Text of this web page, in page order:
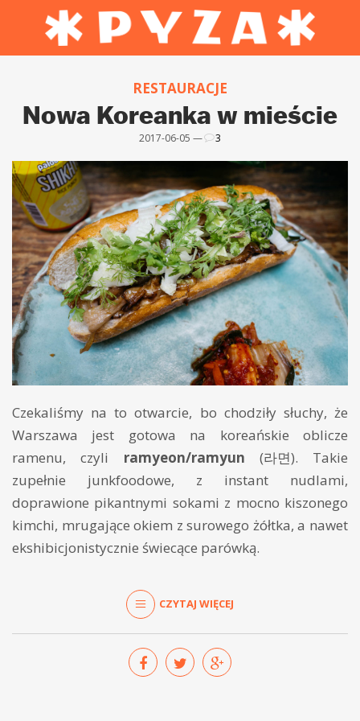
RESTAURACJE
Nowa Koreanka w mieście
2017-06-05 — 3
Czekaliśmy na to otwarcie, bo chodziły słuchy, że
Warszawa jest gotowa na koreańskie oblicze
ramenu, czyli ramyeon/ramyun (라면). Takie
zupełnie junkfoodowe, z instant nudlami,
doprawione pikantnymi sokami z mocno kiszonego
kimchi, mrugające okiem z surowego żółtka, a nawet
ekshibicjonistycznie świecące parówką.
CZYTAJ WIĘCEJ